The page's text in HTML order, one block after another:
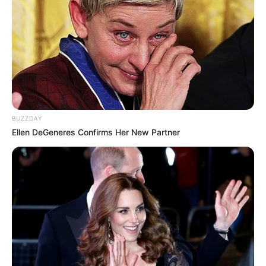
BUZZDAY
Ellen DeGeneres Confirms Her New Partner